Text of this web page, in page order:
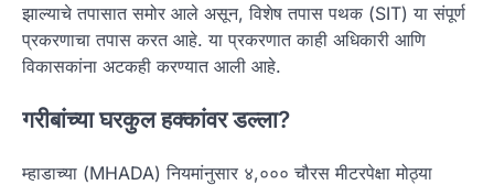
झाल्याचे तपासात समोर आले असून, विशेष तपास पथक (SIT) या संपूर्ण
प्रकरणाचा तपास करत आहे. या प्रकरणात काही अधिकारी आणि
विकासकांना अटकही करण्यात आली आहे.
गरीबांच्या घरकुल हक्कांवर डल्ला?
म्हाडाच्या (MHADA) नियमांनुसार ४,००० चौरस मीटरपेक्षा मोठ्या